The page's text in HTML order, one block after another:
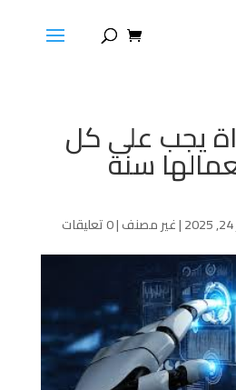
21 اداة يجب على كل
سنة
|غير مصنف|0 تعليقات